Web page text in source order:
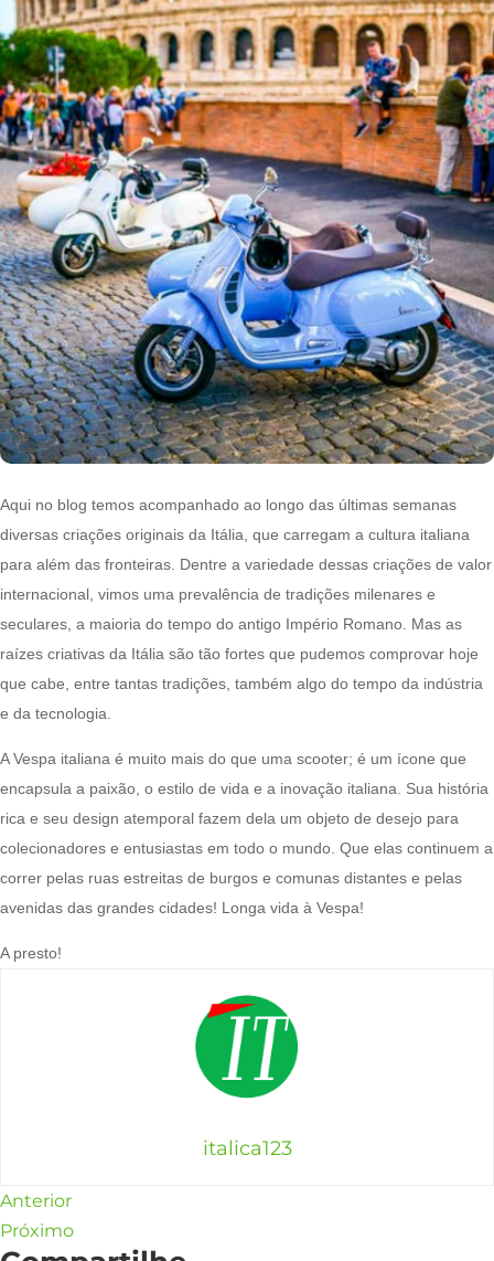
Aqui no blog temos acompanhado ao longo das últimas semanas
diversas criações originais da Itália, que carregam a cultura italiana
para além das fronteiras. Dentre a variedade dessas criações de valor
internacional, vimos uma prevalência de tradições milenares e
seculares, a maioria do tempo do antigo Império Romano. Mas as
raízes criativas da Itália são tão fortes que pudemos comprovar hoje
que cabe, entre tantas tradições, também algo do tempo da indústria
e da tecnologia.
A Vespa italiana é muito mais do que uma scooter; é um ícone que
encapsula a paixão, o estilo de vida e a inovação italiana. Sua história
rica e seu design atemporal fazem dela um objeto de desejo para
colecionadores e entusiastas em todo o mundo. Que elas continuem a
correr pelas ruas estreitas de burgos e comunas distantes e pelas
avenidas das grandes cidades! Longa vida à Vespa!
A presto!
italica123
Anterior
Próximo